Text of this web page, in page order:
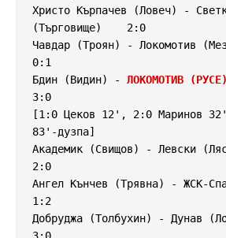
Христо Кърпачев (Ловеч) -
(Търговище)    2:0
Чавдар (Троян) - Локомотив
0:1
Бдин (Видин) - ЛОКОМОТИВ (РУСЕ)
3:0
[1:0 Цеков 12', 2:0 Маринов
83'-дузпа]
Академик (Свищов) - Левски
2:0
Ангел Кънчев (Трявна) - ЖСК-
1:2
Добруджа (Толбухин) - Дунав